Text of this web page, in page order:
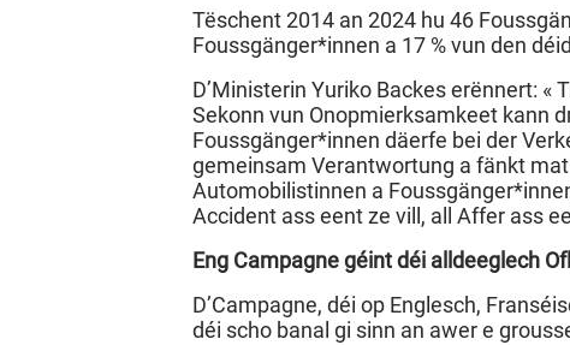
Tëschent 2014 an 2024 hu 46
Foussgänger*innen a 17 % vun den
D’Ministerin Yuriko Backes erënnert: «
Sekonn vun Onopmierksamkeet kann
Foussgänger*innen däerfe bei der
gemeinsam Verantwortung a fänkt
Automobilistinnen a
Accident ass eent ze vill, all Affer ass
Eng Campagne géint déi alldeeglech
D’Campagne, déi op Englesch,
déi scho banal gi sinn an awer e